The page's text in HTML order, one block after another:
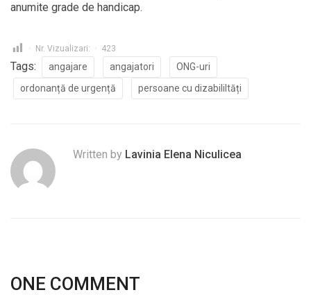
anumite grade de handicap.
Nr. Vizualizari: 423
Tags: angajare angajatori
ONG-uri
ordonanță de urgență
persoane cu dizabililtăți
Written by Lavinia Elena Niculicea
ONE COMMENT